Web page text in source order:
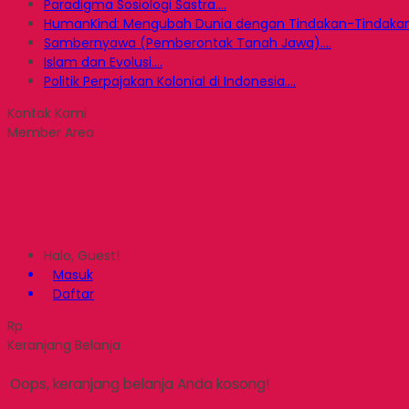
Paradigma Sosiologi Sastra....
HumanKind: Mengubah Dunia dengan Tindakan-
Sambernyawa (Pemberontak Tanah Jawa)....
Islam dan Evolusi....
Politik Perpajakan Kolonial di Indonesia....
Kontak Kami
Member Area
Halo, Guest!
Masuk
Daftar
Rp
Keranjang Belanja
Oops, keranjang belanja Anda kosong!